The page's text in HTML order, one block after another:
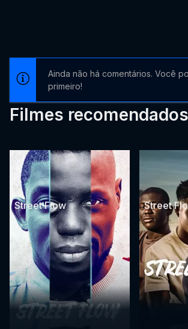
Ainda não há comentários. Você
primeiro!
Filmes recomendados
Street Flow Street